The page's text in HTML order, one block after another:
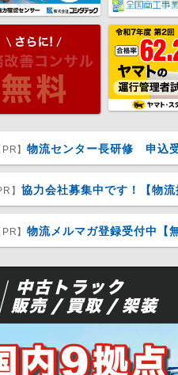
PR】物流センター長研修 申込
】 協力会社募集中です！【物流
PR】物流メルマガ登録受付中【